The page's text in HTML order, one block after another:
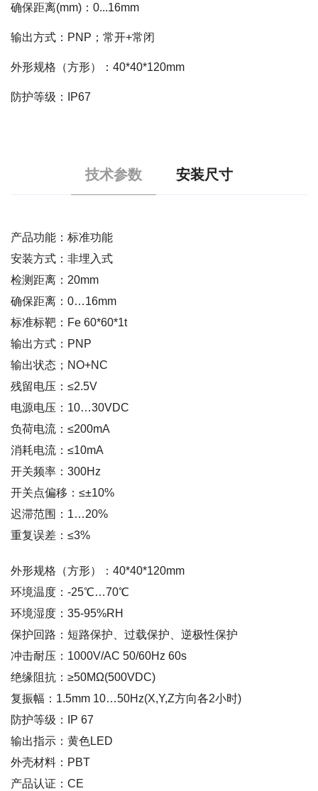
确保距离(mm)：0...16mm
输出方式：PNP；常开+常闭
外形规格（方形）：40*40*120mm
防护等级：IP67
技术参数 安装尺寸
产品功能：标准功能
安装方式：非埋入式
检测距离：20mm
确保距离：0…16mm
标准标靶：Fe 60*60*1t
输出方式：PNP
输出状态；NO+NC
残留电压：≤2.5V
电源电压：10…30VDC
负荷电流：≤200mA
消耗电流：≤10mA
开关频率：300Hz
开关点偏移：≤±10%
迟滞范围：1…20%
重复误差：≤3%
外形规格（方形）：40*40*120mm
环境温度：-25℃…70℃
环境湿度：35-95%RH
保护回路：短路保护、过载保护、逆极性保护
冲击耐压：1000V/AC 50/60Hz 60s
绝缘阻抗：≥50MΩ(500VDC)
复振幅：1.5mm 10…50Hz(X,Y,Z方向各2小时)
防护等级：IP 67
输出指示：黄色LED
外壳材料：PBT
产品认证：CE